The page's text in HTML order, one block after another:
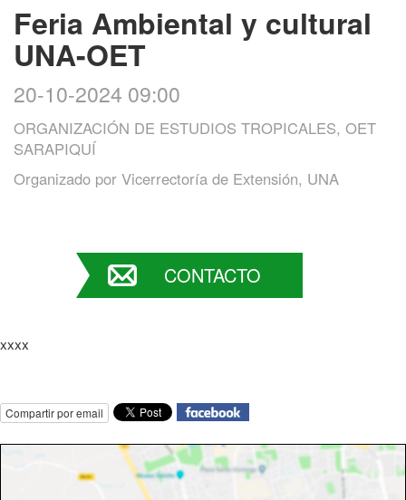
Feria Ambiental y cultural
UNA-OET
20-10-2024 09:00
ORGANIZACIÓN DE ESTUDIOS TROPICALES, OET
SARAPIQUÍ
Organizado por Vicerrectoría de Extensión, UNA
CONTACTO
xxxx
Compartir por email